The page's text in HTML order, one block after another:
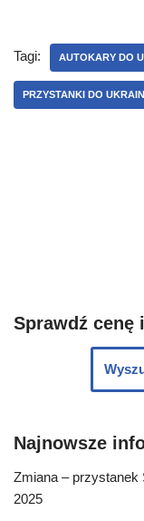
Tagi: AUTOKARY DO
PRZYSTANKI DO
Sprawdź cenę
Najnowsze
Zmiana – przystanek
2025